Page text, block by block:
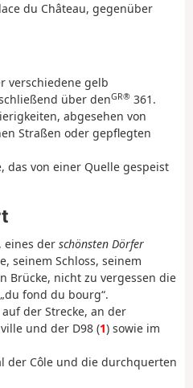
du Château, gegenüber
verschiedene gelb
über denGR® 361.
abgesehen von
Straßen oder gepflegten
das von einer Quelle gespeist
eines der schönsten Dörfer
seinem Schloss, seinem
Brücke, nicht zu vergessen die
fond du bourg“.
der Strecke, an der
und der D98 (1) sowie im
der Côle und die durchquerten